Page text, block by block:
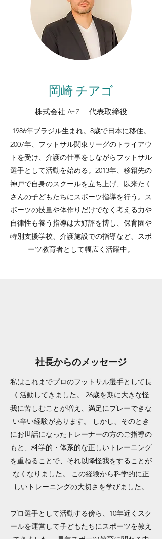
岡崎 チアゴ
株式会社 A-Z 代表取締役
​1986年ブラジル生まれ。8歳で日本に移住。
2007年、フットサル関東リーグのトライアウ
トを受け、介護の仕事をしながらフットサル
選手として活動を始める。2013年、移籍先の
神戸で自身のスクールを立ち上げ、以来たく
さんの子どもたちにスポーツ指導を行う。ス
ポーツの技量や体作りだけでなく考える力や
自律性も養う指導は大好評を博し、保育園や
特別支援学校、介護施設での指導など、スポ
ーツ教育者として幅広く活躍中。
社長からのメッセージ
私はこれまでプロのフットサル選手として長
く活動してきました。 26歳を期に大きな怪
我に苦しむことが増え、満足にプレーできな
い辛い経験があります。 しかし、そのとき
にお世話になったトレーナーの方のご指導の
もと、科学的・体系的な正しいトレーニング
を重ねることで、それ以降怪我をすることが
なくなりました。 この経験から科学的に正
しいトレーニングの大切さを学びました。
プロ選手として活動する傍ら、10年近くスク
ールを運営して子どもたちにスポーツを教え